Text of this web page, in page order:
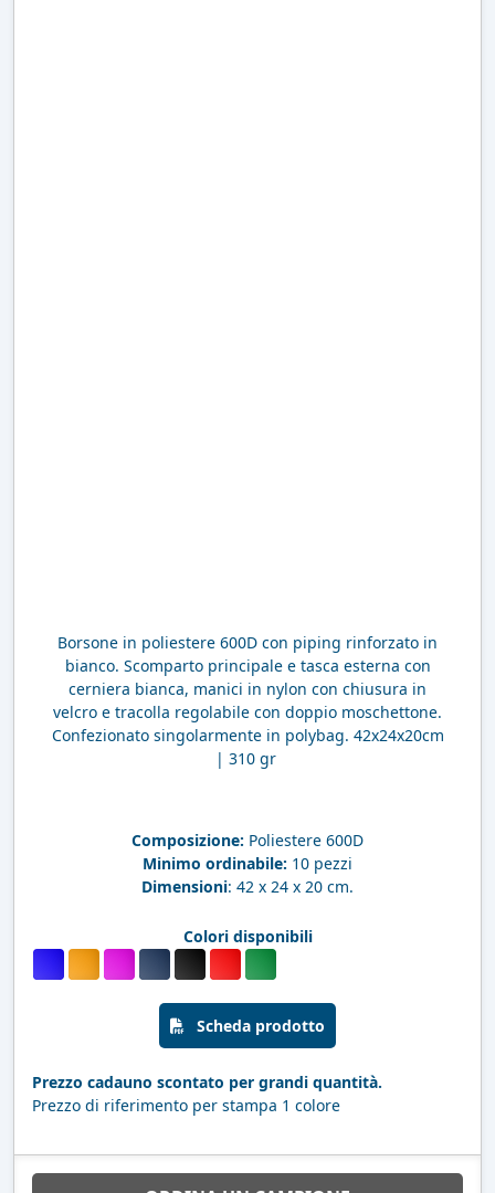
Borsone in poliestere 600D con piping rinforzato in
bianco. Scomparto principale e tasca esterna con
cerniera bianca, manici in nylon con chiusura in
velcro e tracolla regolabile con doppio moschettone.
Confezionato singolarmente in polybag. 42x24x20cm
| 310 gr
Composizione: Poliestere 600D
Minimo ordinabile: 10 pezzi
Dimensioni: 42 x 24 x 20 cm.
Colori disponibili
Scheda prodotto
Prezzo cadauno scontato per grandi quantità.
Prezzo di riferimento per stampa 1 colore